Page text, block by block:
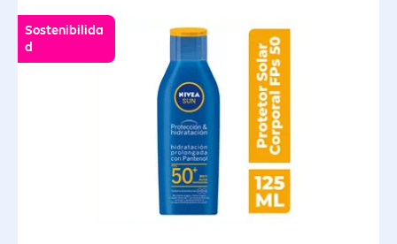
Sostenibilida
d